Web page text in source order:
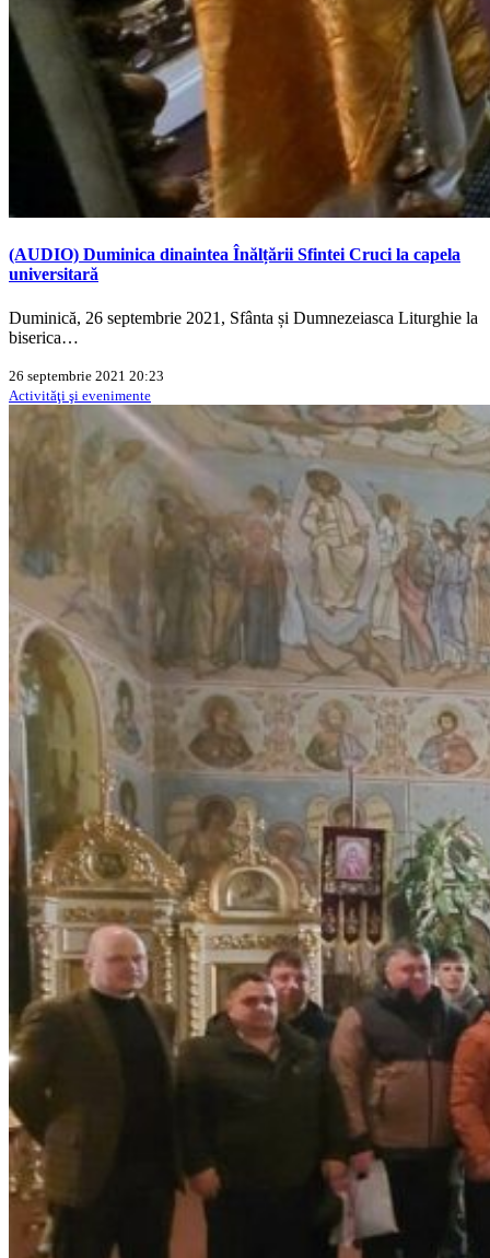
(AUDIO) Duminica dinaintea Înălțării Sfintei Cruci la capela
universitară
Duminică, 26 septembrie 2021, Sfânta și Dumnezeiasca Liturghie la
biserica…
26 septembrie 2021 20:23
Activităţi şi evenimente